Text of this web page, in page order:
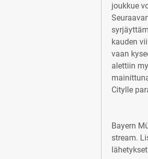
joukkue
kauden
vaan
alettiin
Citylle
Bayern
stream.